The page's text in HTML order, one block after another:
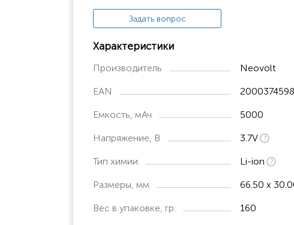
Задать вопрос
Характеристики
Производитель Neovolt
EAN
Емкость, мАч 5000
Напряжение, В 3.7V
Тип химии Li-ion
Размеры, мм 66.50 x
Вес в упаковке, гр. 160